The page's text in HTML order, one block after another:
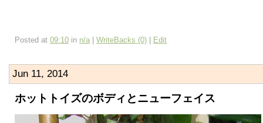
Posted at 09:10 in n/a WriteBacks (0) Edit
Jun 11, 2014
ホットトイズのボディとニューフェイス